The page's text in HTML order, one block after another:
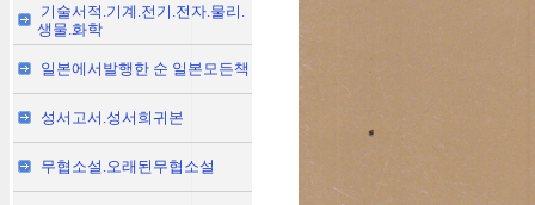
기술서적.기계.전기.전자.물리.
생물.화학
일본에서발행한 순 일본모든책
성서고서.성서희귀본
무협소설.오래된무협소설